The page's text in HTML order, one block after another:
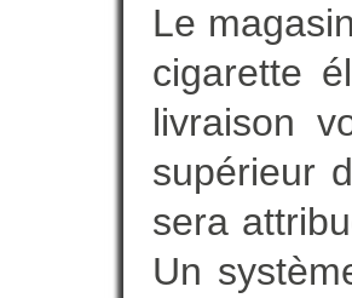
Le magasin
cigarette
livraison
supérieur
sera
Un